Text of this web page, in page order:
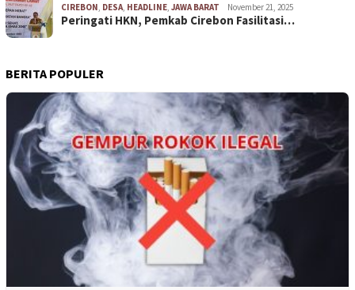
CIREBON DESA HEADLINE JAWA BARAT November 21, 2025
Peringati HKN, Pemkab Cirebon Fasilitasi…
BERITA POPULER